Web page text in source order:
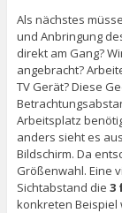
Als nächstes
und Anbringung
direkt am Gang?
angebracht?
TV Gerät? Diese
Arbeitsplatz
anders sieht es
Bildschirm. Da
Größenwahl. Eine
Sichtabstand die 3
konkreten Beispiel